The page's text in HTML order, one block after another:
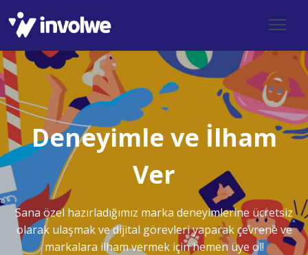
Deneyimle ve İlham
Ver
Sana özel hazırladığımız marka deneyimlerine ücretsiz
olarak ulaşmak ve dijital görevleri yaparak çevrene ve
markalara ilham vermek için hemen üye ol!